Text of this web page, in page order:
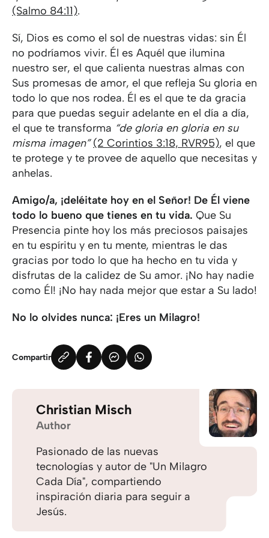
(Salmo 84:11).
Sí, Dios es como el sol de nuestras vidas: sin Él
no podríamos vivir. Él es Aquél que ilumina
nuestro ser, el que calienta nuestras almas con
Sus promesas de amor, el que refleja Su gloria en
todo lo que nos rodea. Él es el que te da gracia
para que puedas seguir adelante en el día a día,
el que te transforma “de gloria en gloria en su
misma imagen” (2 Corintios 3:18, RVR95), el que
te protege y te provee de aquello que necesitas y
anhelas.
Amigo/a, ¡deléitate hoy en el Señor! De Él viene
todo lo bueno que tienes en tu vida. Que Su
Presencia pinte hoy los más preciosos paisajes
en tu espíritu y en tu mente, mientras le das
gracias por todo lo que ha hecho en tu vida y
disfrutas de la calidez de Su amor. ¡No hay nadie
como Él! ¡No hay nada mejor que estar a Su lado!
No lo olvides nunca: ¡Eres un Milagro!
Compartir
Christian Misch
Author
Pasionado de las nuevas
tecnologías y autor de "Un Milagro
Cada Día", compartiendo
inspiración diaria para seguir a
Jesús.